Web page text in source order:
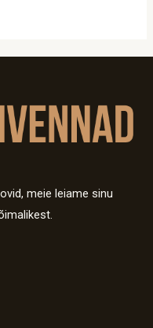
meie leiame sinu